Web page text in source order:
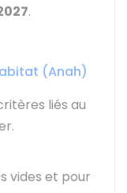
.
(Anah)
liés au
vides et pour